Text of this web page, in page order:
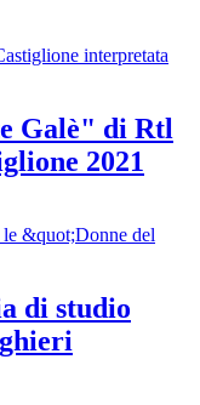
Galè" di Rtl
2021
di studio